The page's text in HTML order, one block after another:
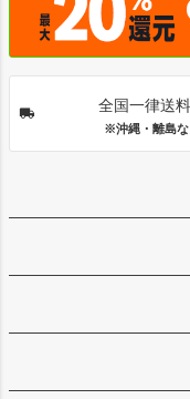
全国一律送
※沖縄・離島